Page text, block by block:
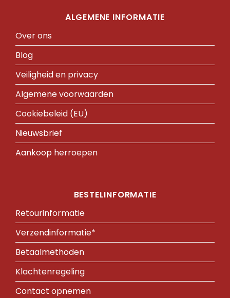
ALGEMENE INFORMATIE
Over ons
Blog
Veiligheid en privacy
Algemene voorwaarden
Cookiebeleid (EU)
Nieuwsbrief
Aankoop herroepen
BESTELINFORMATIE
Retourinformatie
Verzendinformatie*
Betaalmethoden
Klachtenregeling
Contact opnemen